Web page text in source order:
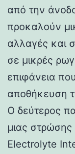
από την
προκαλούν
αλλαγές και
σε μικρές
επιφάνεια
αποθήκευση
Ο δεύτερος
μιας στρώσης
Electrolyte